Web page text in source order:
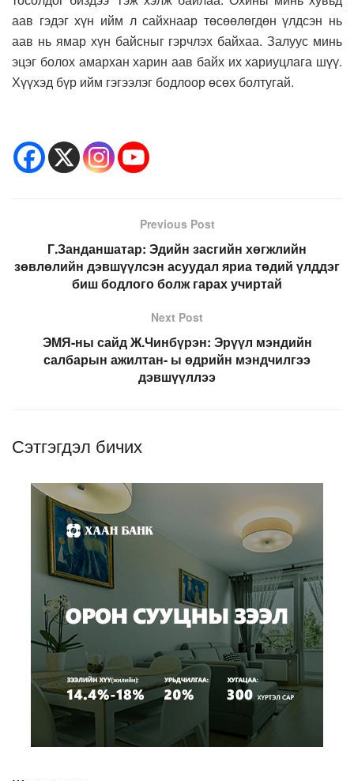
аав гэдэг хүн ийм л сайхнаар төсөөлөгдөн үлдсэн нь
аав нь ямар хүн байсныг гэрчлэх байхаа. Залуус минь
эцэг болох амархан харин аав байх их хариуцлага шүү.
Хүүхэд бүр ийм гэгээлэг бодлоор өсөх болтугай.
Previous Post
Г.Занданшатар: Эдийн засгийн хөгжлийн
зөвлөлийн дэвшүүлсэн асуудал яриа төдий үлддэг
биш бодлого болж гарах учиртай
Next Post
ЭМЯ-ны сайд Ж.Чинбүрэн: Эрүүл мэндийн
салбарын ажилтан- ы өдрийн мэндчилгээ
дэвшүүллээ
Сэтгэгдэл бичих